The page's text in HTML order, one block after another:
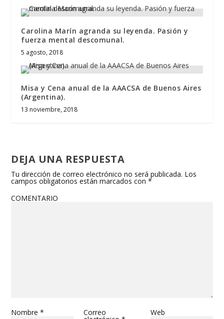
Carolina Marín agranda su leyenda. Pasión y
fuerza mental descomunal.
5 agosto, 2018
Misa y Cena anual de la AAACSA de Buenos Aires
(Argentina).
13 noviembre, 2018
DEJA UNA RESPUESTA
Tu dirección de correo electrónico no será publicada. Los
campos obligatorios están marcados con*
COMENTARIO
Nombre* Correo Web